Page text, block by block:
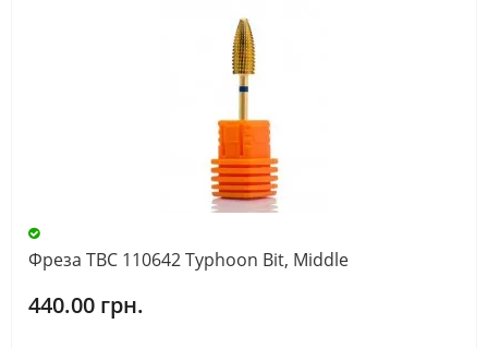
Фреза ТВС 110642 Typhoon Bit, Middle
440.00 грн.